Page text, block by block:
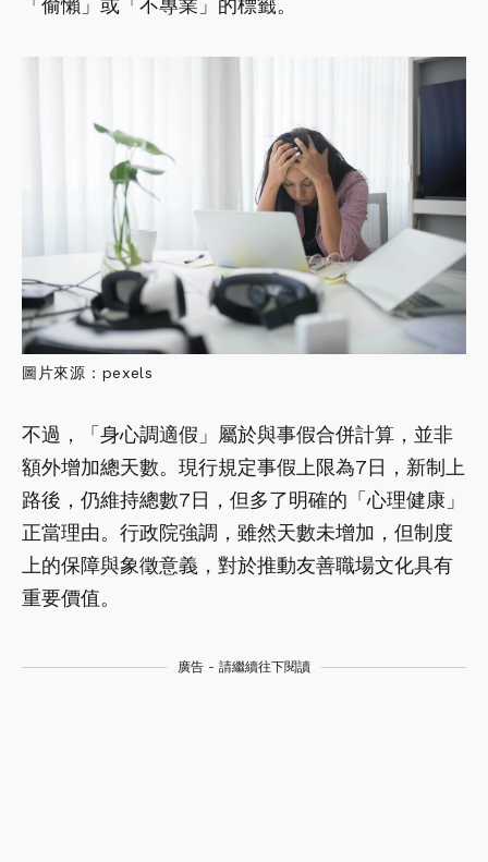
「偷懶」或「不專業」的標籤。
圖片來源：pexels
不過，「身心調適假」屬於與事假合併計算，並非
額外增加總天數。現行規定事假上限為7日，新制上
路後，仍維持總數7日，但多了明確的「心理健康」
正當理由。行政院強調，雖然天數未增加，但制度
上的保障與象徵意義，對於推動友善職場文化具有
重要價值。
廣告 - 請繼續往下閱讀